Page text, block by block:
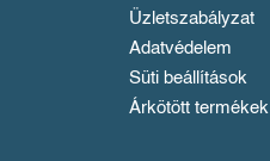
Üzletszabályzat
Adatvédelem
Süti beállítások
Árkötött termékek